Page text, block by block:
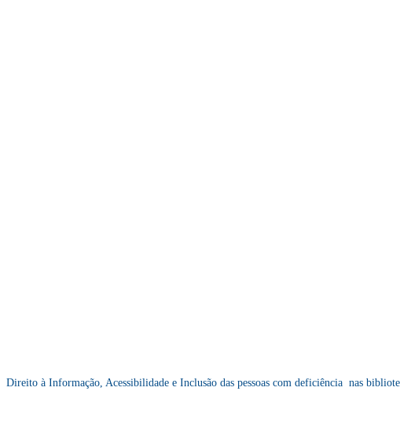
Direito à Informação, Acessibilidade e Inclusão das pessoas com deficiência nas